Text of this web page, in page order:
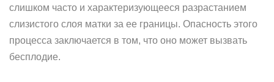
слишком часто и характеризующееся разрастанием
слизистого слоя матки за ее границы. Опасность этого
процесса заключается в том, что оно может вызвать
бесплодие.